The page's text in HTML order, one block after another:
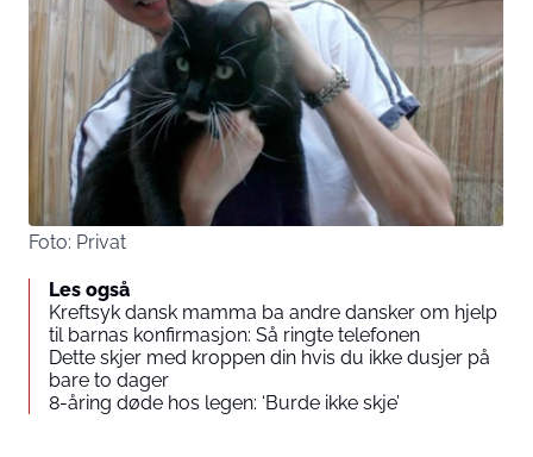
Foto: Privat
Les også
Kreftsyk dansk mamma ba andre dansker om hjelp
til barnas konfirmasjon: Så ringte telefonen
Dette skjer med kroppen din hvis du ikke dusjer på
bare to dager
8-åring døde hos legen: ‘Burde ikke skje’